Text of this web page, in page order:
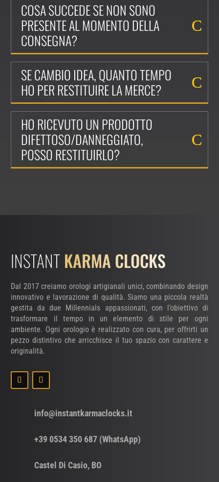
COSA SUCCEDE SE NON SONO
PRESENTE AL MOMENTO DELLA
CONSEGNA?
SE CAMBIO IDEA, QUANTO TEMPO
HO PER RESTITUIRE LA MERCE?
HO RICEVUTO UN PRODOTTO
DIFETTOSO/DANNEGGIATO,
POSSO RESTITUIRLO?
INSTANTKARMA CLOCKS
Dal 2017 creiamo orologi artigianali unici, combinando design
innovativo e lavorazione di qualità. Siamo una piccola realtà
gestita da due Millennials appassionati, con l’obiettivo di
trasformare il tempo in un elemento di stile per ogni
ambiente. Ogni orologio è realizzato con cura, per offrirti un
pezzo distintivo che arricchisce il tuo spazio con carattere e
originalità.
info@instantkarmaclocks.it
+39 0534 350 687 (WhatsApp)
Castel Di Casio, BO